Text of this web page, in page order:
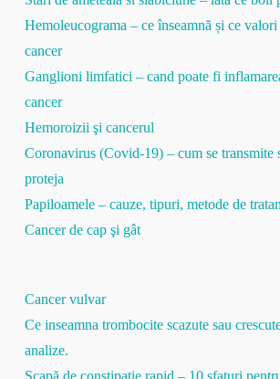
Hemoleucograma – ce înseamnă și ce
cancer
Ganglioni limfatici – cand poate fi
cancer
Hemoroizii şi cancerul
Coronavirus (Covid-19) – cum se transmite
proteja
Papiloamele – cauze, tipuri, metode de
Cancer de cap şi gât
Cancer vulvar
Ce inseamna trombocite scazute sau
analize.